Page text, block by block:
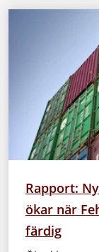
Rapport:
ökar när
färdig